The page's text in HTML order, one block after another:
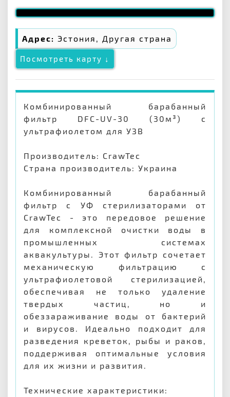
Адрес: Эстония, Другая страна
Посмотреть карту ↓
Комбинированный барабанный
фильтр DFC-UV-30 (30м³) с
ультрафиолетом для УЗВ
Производитель: CrawTec
Страна производитель: Украина
Комбинированный барабанный
фильтр с УФ стерилизаторами от
CrawTec - это передовое решение
для комплексной очистки воды в
промышленных системах
аквакультуры. Этот фильтр сочетает
механическую фильтрацию с
ультрафиолетовой стерилизацией,
обеспечивая не только удаление
твердых частиц, но и
обеззараживание воды от бактерий
и вирусов. Идеально подходит для
разведения креветок, рыбы и раков,
поддерживая оптимальные условия
для их жизни и развития.
Технические характеристики: